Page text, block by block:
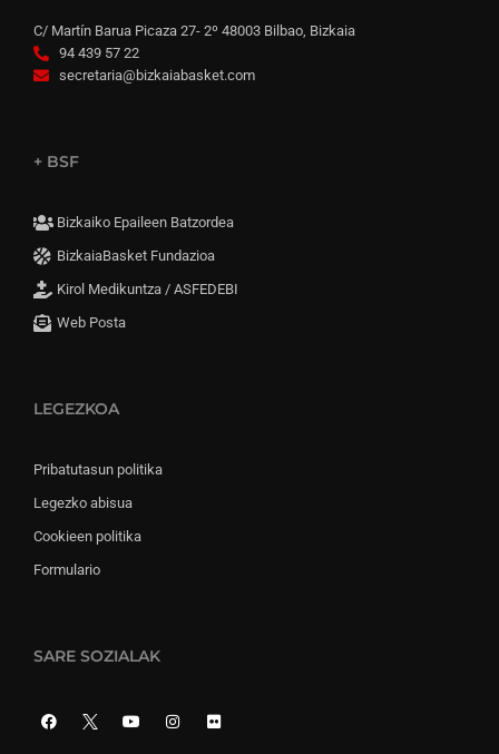
C/ Martín Barua Picaza 27- 2º 48003 Bilbao, Bizkaia
94 439 57 22
secretaria@bizkaiabasket.com
+ BSF
Bizkaiko Epaileen Batzordea
BizkaiaBasket Fundazioa
Kirol Medikuntza / ASFEDEBI
Web Posta
LEGEZKOA
Pribatutasun politika
Legezko abisua
Cookieen politika
Formulario
SARE SOZIALAK